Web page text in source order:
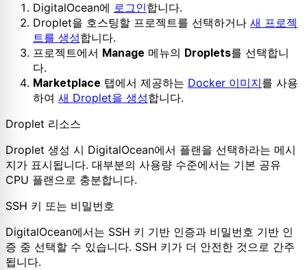
DigitalOcean에 로그인합니다.
Droplet을 호스팅할 프로젝트를 선택하거나 새 프로젝
트를 생성합니다.
프로젝트에서 Manage 메뉴의 Droplets를 선택합니
다.
Marketplace 탭에서 제공하는 Docker 이미지를 사용
하여 새 Droplet을 생성합니다.
Droplet 리소스
Droplet 생성 시 DigitalOcean에서 플랜을 선택하라는 메시
지가 표시됩니다. 대부분의 사용량 수준에서는 기본 공유
CPU 플랜으로 충분합니다.
SSH 키 또는 비밀번호
DigitalOcean에서는 SSH 키 기반 인증과 비밀번호 기반 인
증 중 선택할 수 있습니다. SSH 키가 더 안전한 것으로 간주
됩니다.